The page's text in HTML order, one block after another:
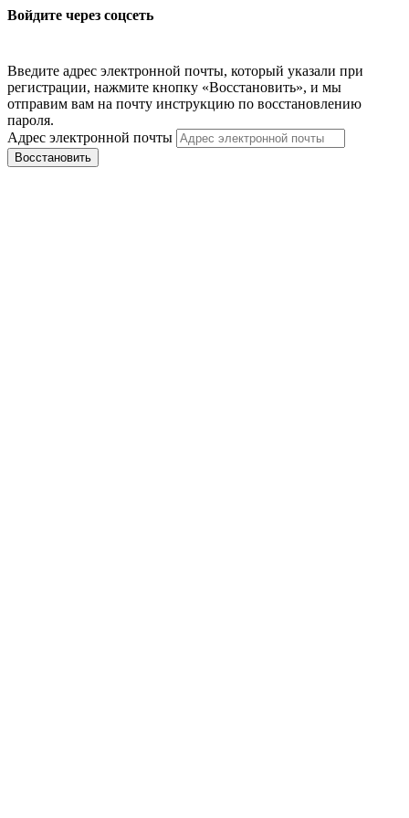
Войдите через соцсеть
Введите адрес электронной почты, который указали при
регистрации, нажмите кнопку «Восстановить», и мы
отправим вам на почту инструкцию по восстановлению
пароля.
Адрес электронной почты